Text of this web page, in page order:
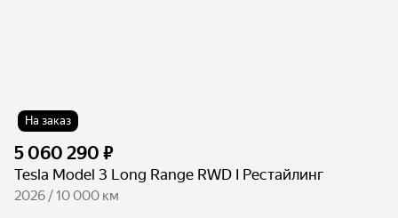
На заказ
5 060 290 ₽
Tesla Model 3 Long Range RWD I Рестайлинг
2026 / 10 000 км